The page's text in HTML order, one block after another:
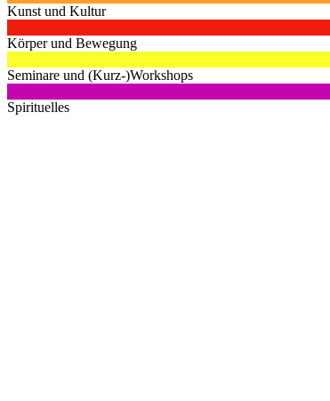
Kunst und Kultur
Körper und Bewegung
Seminare und (Kurz-)Workshops
Spirituelles